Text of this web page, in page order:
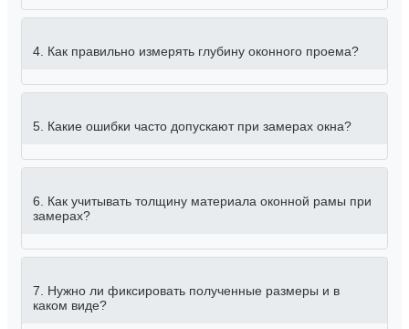
4. Как правильно измерять глубину оконного проема?
5. Какие ошибки часто допускают при замерах окна?
6. Как учитывать толщину материала оконной рамы при
замерах?
7. Нужно ли фиксировать полученные размеры и в
каком виде?